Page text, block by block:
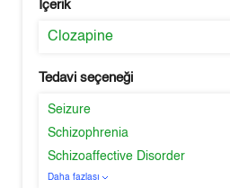
İçerik
Clozapine
Tedavi seçeneği
Seizure
Schizophrenia
Schizoaffective Disorder
Daha fazlası